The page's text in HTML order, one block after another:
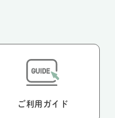
ご利用ガイド